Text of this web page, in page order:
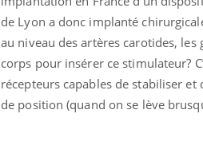
de Lyon a donc implanté
au niveau des artères carotides,
corps pour insérer ce stimulateur?
récepteurs capables de stabiliser et
de position (quand on se lève